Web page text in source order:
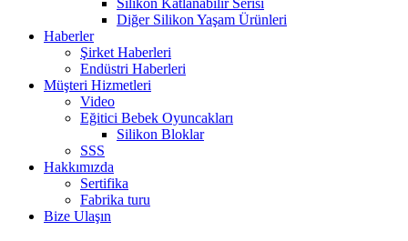
Silikon Katlanabilir Serisi
Diğer Silikon Yaşam Ürünleri
Haberler
Şirket Haberleri
Endüstri Haberleri
Müşteri Hizmetleri
Video
Eğitici Bebek Oyuncakları
Silikon Bloklar
SSS
Hakkımızda
Sertifika
Fabrika turu
Bize Ulaşın